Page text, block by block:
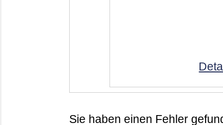
Sie haben einen Fehler